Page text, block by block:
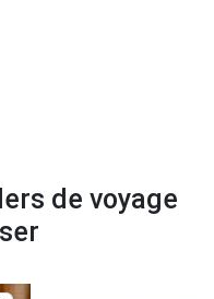
de voyage